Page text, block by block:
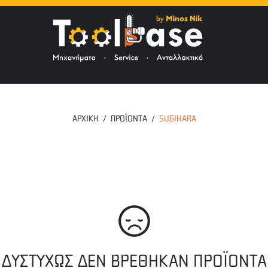
ΑΡΧΙΚΉ ΠΡΟΪΟΝΤΑ SUGIHARA
ΔΥΣΤΥΧΩΣ ΔΕΝ ΒΡΕΘΗΚΑΝ ΠΡΟΪΟΝΤΑ